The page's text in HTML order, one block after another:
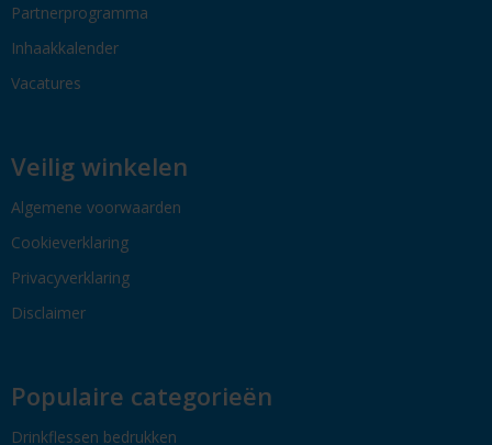
Partnerprogramma
Inhaakkalender
Vacatures
Veilig winkelen
Algemene voorwaarden
Cookieverklaring
Privacyverklaring
Disclaimer
Populaire categorieën
Drinkflessen bedrukken